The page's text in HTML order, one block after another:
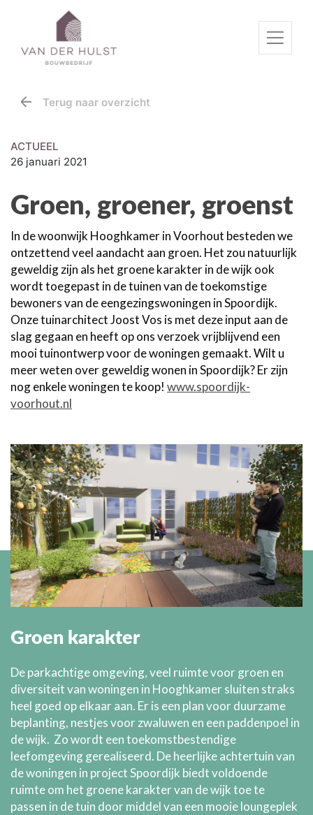
Terug naar overzicht
ACTUEEL
26 januari 2021
Groen, groener, groenst
In de woonwijk Hooghkamer in Voorhout besteden we
ontzettend veel aandacht aan groen. Het zou natuurlijk
geweldig zijn als het groene karakter in de wijk ook
wordt toegepast in de tuinen van de toekomstige
bewoners van de eengezingswoningen in Spoordijk.
Onze tuinarchitect Joost Vos is met deze input aan de
slag gegaan en heeft op ons verzoek vrijblijvend een
mooi tuinontwerp voor de woningen gemaakt. Wilt u
meer weten over geweldig wonen in Spoordijk? Er zijn
nog enkele woningen te koop! www.spoordijk-
voorhout.nl
Groen karakter
De parkachtige omgeving, veel ruimte voor groen en
diversiteit van woningen in Hooghkamer sluiten straks
heel goed op elkaar aan. Er is een plan voor duurzame
beplanting, nestjes voor zwaluwen en een paddenpoel in
de wijk. Zo wordt een toekomstbestendige
leefomgeving gerealiseerd. De heerlijke achtertuin van
de woningen in project Spoordijk biedt voldoende
ruimte om het groene karakter van de wijk toe te
passen in de tuin door middel van een mooie loungeplek